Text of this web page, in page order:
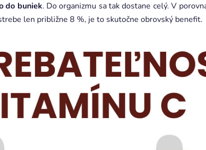
do buniek. Do organizmu sa tak dostane celý. V
len približne 8 %, je to skutočne obrovský benefit.